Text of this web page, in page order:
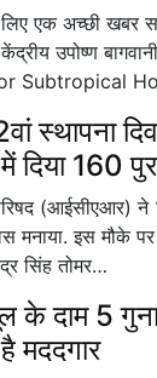
एक अच्छी खबर
उपोष्ण
Subtropical
स्थापना
में दिया 160
(आईसीएआर) ने
मनाया. इस मौके
सिंह तोमर…
के दाम 5 गुना
मददगार